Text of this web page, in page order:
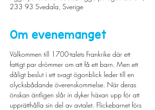
233 93 Svedala, Sverige
Om evenemanget
Välkommen till 1700-talets Frankrike där ett
fattigt par drömmer om att få ett barn. Men ett
dåligt beslut i ett svagt ögonblick leder till en
olycksbådande överenskommelse. När deras
önskan äntligen slår in dyker häxan upp för att
upprätthålla sin del av avtalet. Flickebarnet förs